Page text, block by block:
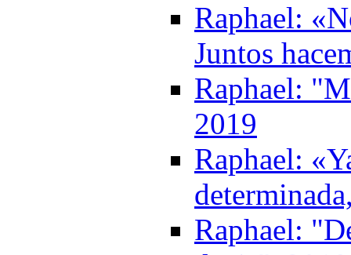
Raphael:
Juntos
Raphael:
2019
Raphael:
Raphael: